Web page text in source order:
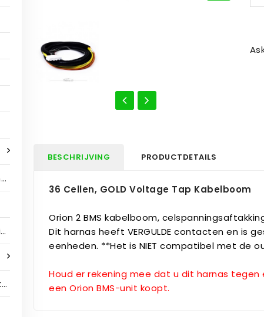
BESCHRIJVING PRODUCTDETAILS
36 Cellen, GOLD Voltage Tap Kabelboom
Orion 2 BMS kabelboom,
Dit harnas heeft VERGULDE contacten en is
eenheden. **Het is NIET compatibel met de
Houd er rekening mee dat u dit harnas
een Orion BMS-unit koopt.